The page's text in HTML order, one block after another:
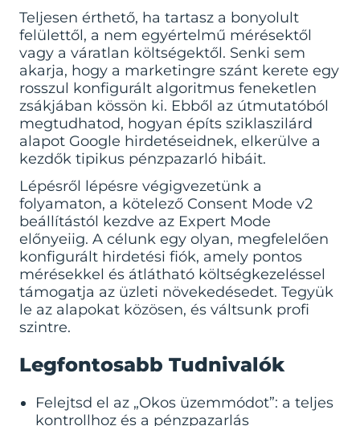
Teljesen érthető, ha tartasz a bonyolult
felülettől, a nem egyértelmű mérésektől
vagy a váratlan költségektől. Senki sem
akarja, hogy a marketingre szánt kerete egy
rosszul konfigurált algoritmus feneketlen
zsákjában kössön ki. Ebből az útmutatóból
megtudhatod, hogyan építs sziklaszilárd
alapot Google hirdetéseidnek, elkerülve a
kezdők tipikus pénzpazarló hibáit.
Lépésről lépésre végigvezetünk a
folyamaton, a kötelező Consent Mode v2
beállítástól kezdve az Expert Mode
előnyeiig. A célunk egy olyan, megfelelően
konfigurált hirdetési fiók, amely pontos
mérésekkel és átlátható költségkezeléssel
támogatja az üzleti növekedésedet. Tegyük
le az alapokat közösen, és váltsunk profi
szintre.
Legfontosabb Tudnivalók
Felejtsd el az „Okos üzemmódot”: a teljes
kontrollhoz és a pénzpazarlás